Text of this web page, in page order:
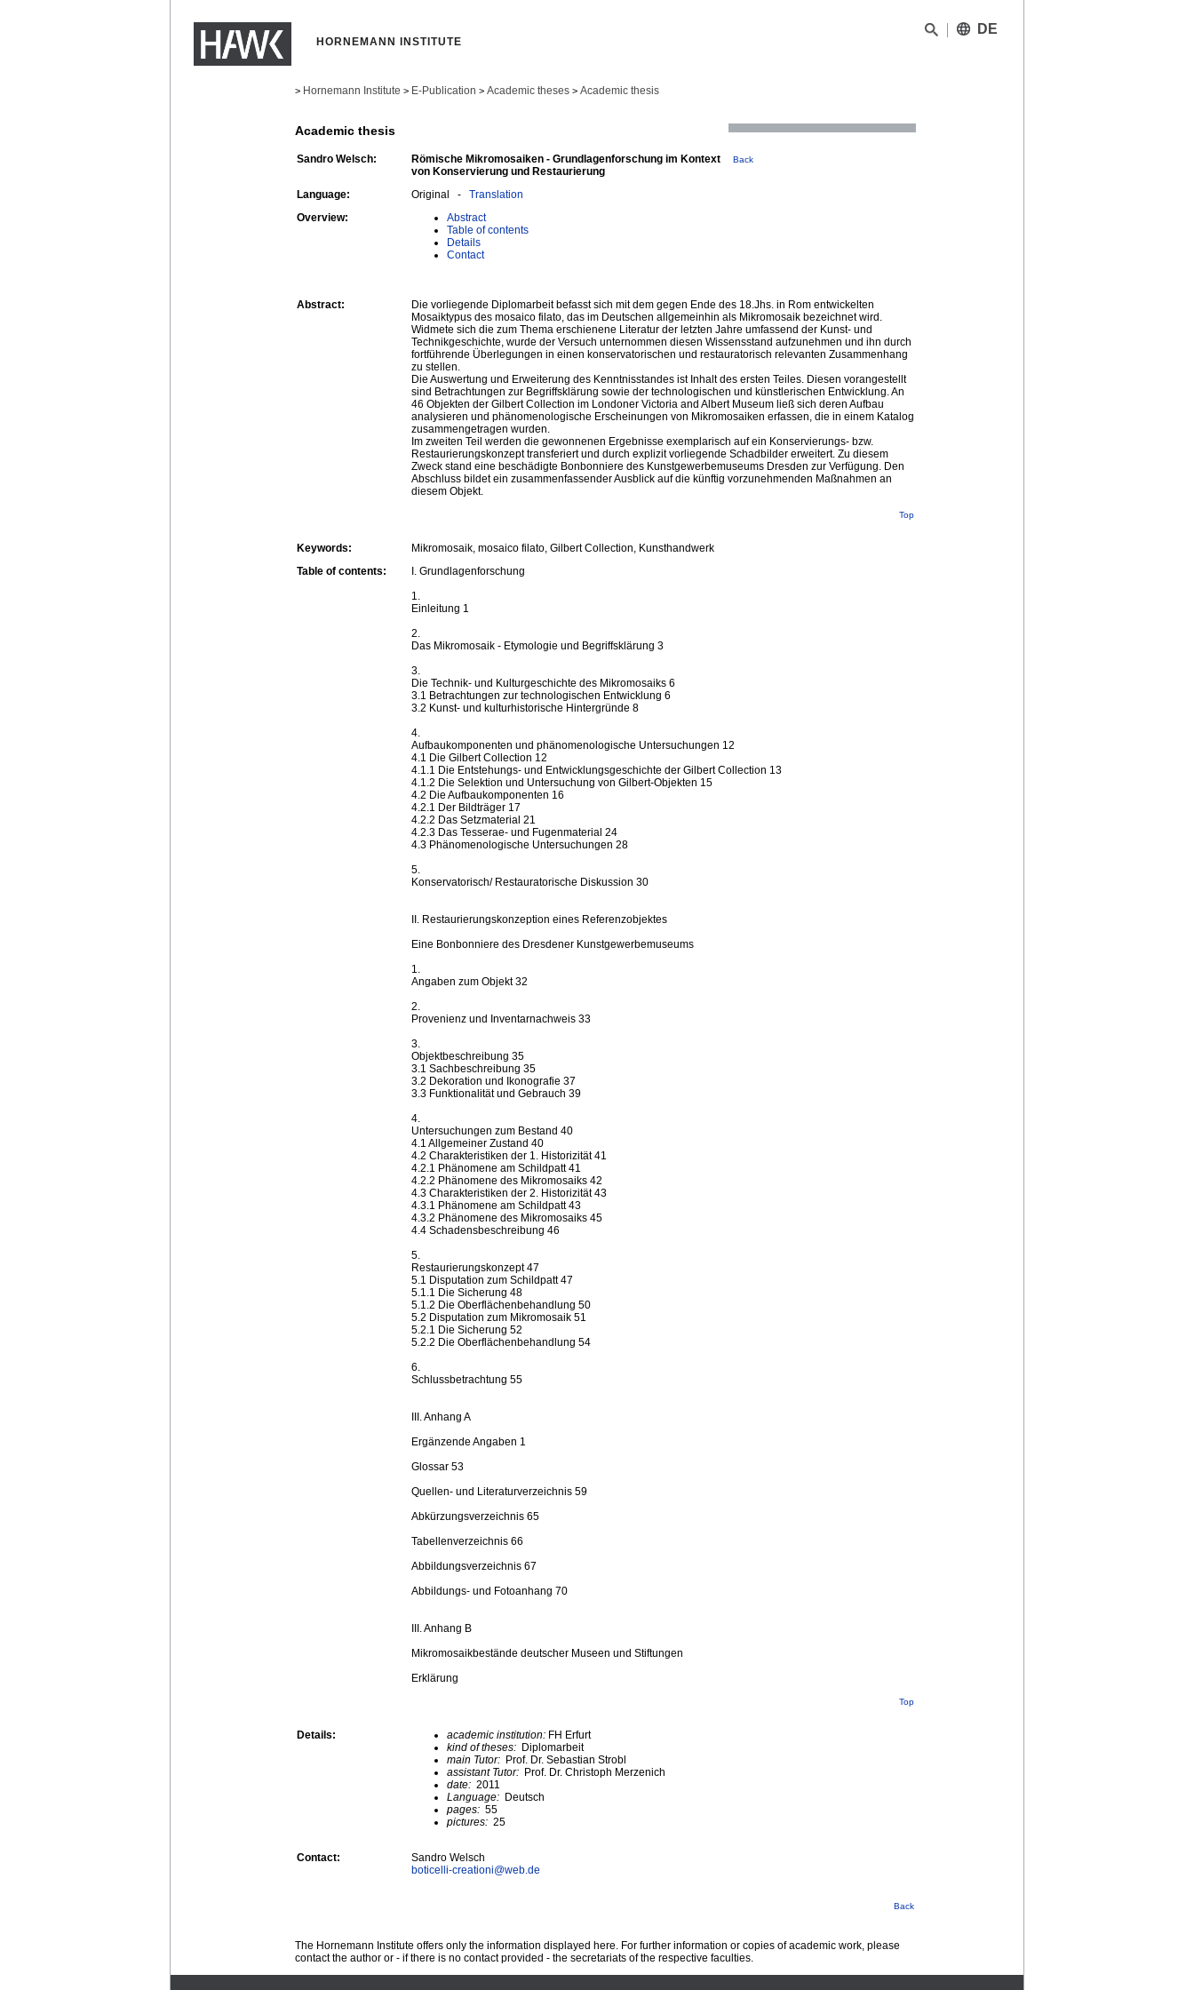
HORNEMANN INSTITUTE
DE
> Hornemann Institute > E-Publication > Academic theses > Academic thesis
Academic thesis
Sandro Welsch:
Römische Mikromosaiken - Grundlagenforschung im Kontext
von Konservierung und Restaurierung
Back
Language: Original - Translation
Overview:
Abstract
Table of contents
Details
Contact
Abstract:
Die vorliegende Diplomarbeit befasst sich mit dem gegen Ende des 18.Jhs. in Rom entwickelten
Mosaiktypus des mosaico filato, das im Deutschen allgemeinhin als Mikromosaik bezeichnet wird.
Widmete sich die zum Thema erschienene Literatur der letzten Jahre umfassend der Kunst- und
Technikgeschichte, wurde der Versuch unternommen diesen Wissensstand aufzunehmen und ihn durch
fortführende Überlegungen in einen konservatorischen und restauratorisch relevanten Zusammenhang
zu stellen.
Die Auswertung und Erweiterung des Kenntnisstandes ist Inhalt des ersten Teiles. Diesen vorangestellt
sind Betrachtungen zur Begriffsklärung sowie der technologischen und künstlerischen Entwicklung. An
46 Objekten der Gilbert Collection im Londoner Victoria and Albert Museum ließ sich deren Aufbau
analysieren und phänomenologische Erscheinungen von Mikromosaiken erfassen, die in einem Katalog
zusammengetragen wurden.
Im zweiten Teil werden die gewonnenen Ergebnisse exemplarisch auf ein Konservierungs- bzw.
Restaurierungskonzept transferiert und durch explizit vorliegende Schadbilder erweitert. Zu diesem
Zweck stand eine beschädigte Bonbonniere des Kunstgewerbemuseums Dresden zur Verfügung. Den
Abschluss bildet ein zusammenfassender Ausblick auf die künftig vorzunehmenden Maßnahmen an
diesem Objekt.
Top
Keywords:
Mikromosaik, mosaico filato, Gilbert Collection, Kunsthandwerk
Table of contents:
I. Grundlagenforschung
1.
Einleitung 1
2.
Das Mikromosaik - Etymologie und Begriffsklärung 3
3.
Die Technik- und Kulturgeschichte des Mikromosaiks 6
3.1 Betrachtungen zur technologischen Entwicklung 6
3.2 Kunst- und kulturhistorische Hintergründe 8
4.
Aufbaukomponenten und phänomenologische Untersuchungen 12
4.1 Die Gilbert Collection 12
4.1.1 Die Entstehungs- und Entwicklungsgeschichte der Gilbert Collection 13
4.1.2 Die Selektion und Untersuchung von Gilbert-Objekten 15
4.2 Die Aufbaukomponenten 16
4.2.1 Der Bildträger 17
4.2.2 Das Setzmaterial 21
4.2.3 Das Tesserae- und Fugenmaterial 24
4.3 Phänomenologische Untersuchungen 28
5.
Konservatorisch/ Restauratorische Diskussion 30
II. Restaurierungskonzeption eines Referenzobjektes
Eine Bonbonniere des Dresdener Kunstgewerbemuseums
1.
Angaben zum Objekt 32
2.
Provenienz und Inventarnachweis 33
3.
Objektbeschreibung 35
3.1 Sachbeschreibung 35
3.2 Dekoration und Ikonografie 37
3.3 Funktionalität und Gebrauch 39
4.
Untersuchungen zum Bestand 40
4.1 Allgemeiner Zustand 40
4.2 Charakteristiken der 1. Historizität 41
4.2.1 Phänomene am Schildpatt 41
4.2.2 Phänomene des Mikromosaiks 42
4.3 Charakteristiken der 2. Historizität 43
4.3.1 Phänomene am Schildpatt 43
4.3.2 Phänomene des Mikromosaiks 45
4.4 Schadensbeschreibung 46
5.
Restaurierungskonzept 47
5.1 Disputation zum Schildpatt 47
5.1.1 Die Sicherung 48
5.1.2 Die Oberflächenbehandlung 50
5.2 Disputation zum Mikromosaik 51
5.2.1 Die Sicherung 52
5.2.2 Die Oberflächenbehandlung 54
6.
Schlussbetrachtung 55
III. Anhang A
Ergänzende Angaben 1
Glossar 53
Quellen- und Literaturverzeichnis 59
Abkürzungsverzeichnis 65
Tabellenverzeichnis 66
Abbildungsverzeichnis 67
Abbildungs- und Fotoanhang 70
III. Anhang B
Mikromosaikbestände deutscher Museen und Stiftungen
Erklärung
Top
Details: academic institution: FH Erfurt
kind of theses: Diplomarbeit
main Tutor: Prof. Dr. Sebastian Strobl
assistant Tutor: Prof. Dr. Christoph Merzenich
date: 2011
Language: Deutsch
pages: 55
pictures: 25
Contact:
Sandro Welsch
boticelli-creationi@web.de
Back
The Hornemann Institute offers only the information displayed here. For further information or copies of academic work, please
contact the author or - if there is no contact provided - the secretariats of the respective faculties.